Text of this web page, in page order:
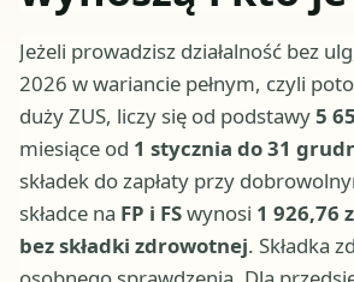
Jeżeli prowadzisz działalność bez
2026 w wariancie pełnym, czyli
duży ZUS, liczy się od podstawy5
miesiące od 1 stycznia do 31
składek do zapłaty przy
składce na FP i FSwynosi 1 926,76
bez składki zdrowotnej. Składka